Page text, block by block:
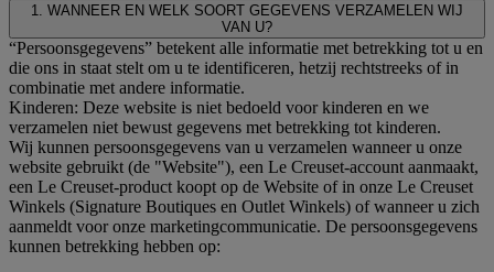
1. WANNEER EN WELK SOORT GEGEVENS VERZAMELEN WIJ
VAN U?
“Persoonsgegevens” betekent alle informatie met betrekking tot u en
die ons in staat stelt om u te identificeren, hetzij rechtstreeks of in
combinatie met andere informatie.
Kinderen: Deze website is niet bedoeld voor kinderen en we
verzamelen niet bewust gegevens met betrekking tot kinderen.
Wij kunnen persoonsgegevens van u verzamelen wanneer u onze
website gebruikt (de "Website"), een Le Creuset-account aanmaakt,
een Le Creuset-product koopt op de Website of in onze Le Creuset
Winkels (Signature Boutiques en Outlet Winkels) of wanneer u zich
aanmeldt voor onze marketingcommunicatie. De persoonsgegevens
kunnen betrekking hebben op: